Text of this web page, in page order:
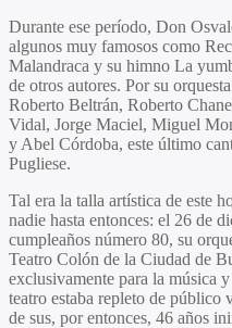
Durante ese período, Don
algunos muy famosos como
Malandraca y su himno La
de otros autores. Por su
Roberto Beltrán, Roberto
Vidal, Jorge Maciel, Miguel
y Abel Córdoba, este último
Pugliese.
Tal era la talla artística de este
nadie hasta entonces: el 26 de
cumpleaños número 80, su
Teatro Colón de la Ciudad de
exclusivamente para la música
teatro estaba repleto de público
de sus, por entonces, 46 años